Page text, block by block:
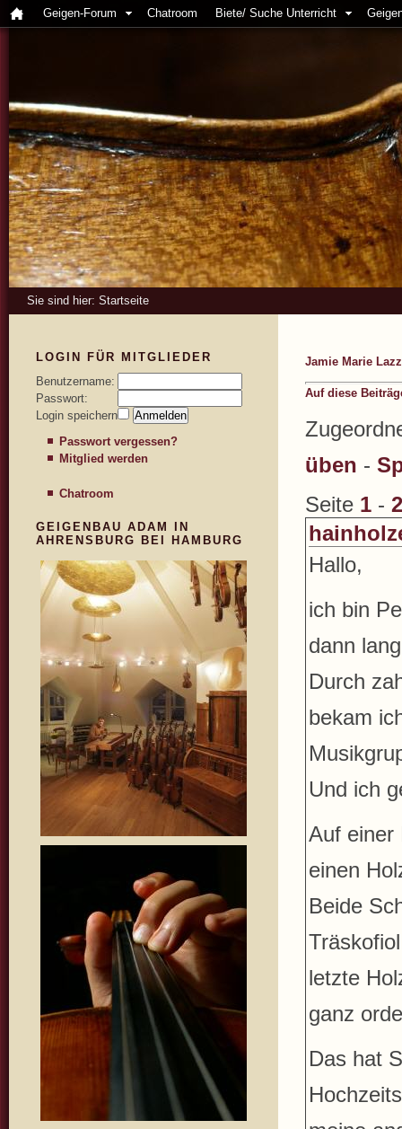
Geigen-Forum Chatroom Biete/ Suche Unterricht
Sie sind hier: Startseite
Jamie Marie
Auf diese
üben -
Seite 1 - 2
Hallo,
ich bin
dann
Durch
bekam
Und ich
Auf einer
einen
Beide
letzte
ganz
Das hat
LOGIN FÜR MITGLIEDER
Benutzername:
Passwort:
Login speichern
Passwort vergessen?
Mitglied werden
Chatroom
GEIGENBAU ADAM IN
AHRENSBURG BEI HAMBURG